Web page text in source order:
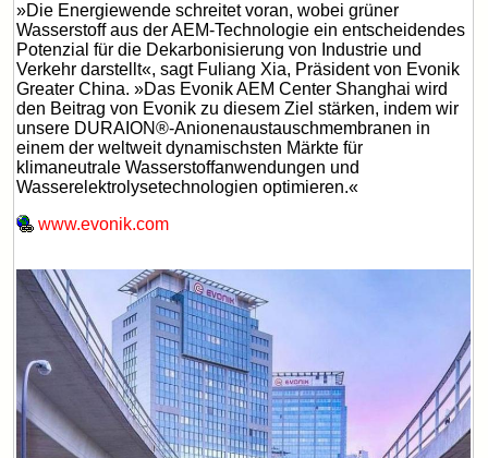
»Die Energiewende schreitet voran, wobei grüner
Wasserstoff aus der AEM-Technologie ein entscheidendes
Potenzial für die Dekarbonisierung von Industrie und
Verkehr darstellt«, sagt Fuliang Xia, Präsident von Evonik
Greater China. »Das Evonik AEM Center Shanghai wird
den Beitrag von Evonik zu diesem Ziel stärken, indem wir
unsere DURAION®-Anionenaustauschmembranen in
einem der weltweit dynamischsten Märkte für
klimaneutrale Wasserstoffanwendungen und
Wasserelektrolysetechnologien optimieren.«
www.evonik.com